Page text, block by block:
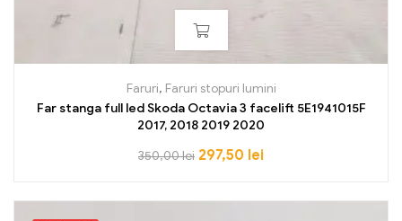
Faruri, Faruri stopuri lumini
Far stanga full led Skoda Octavia 3 facelift 5E1941015F
2017, 2018 2019 2020
350,00lei 297,50 lei